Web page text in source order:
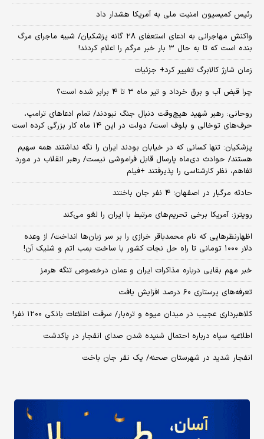
رئیس کمیسیون امنیت ملی به آمریکا هشدار داد
واکنش مهاجرانی به ادعای استعفای ۲۸ گانه پزشکیان/ شبیه ماجرای مرگ
بنده است که تا به حال ۳ بار خبر مرگم را اعلام کردند!
زمان شارژ کالابرگ تغییر کرد+ جزئیات
چرا قبض آب و برق خرداد و تیر ماه ۳ تا ۴ برابر شده است؟
روحانی: رهبر شهید هیچ‌وقت دنبال جنگ نبودند/ تمام ادعاهای ترامپ،
حرف‌های توخالی و بلوف است/ دولت در این ۱۴ ماه کار بزرگی کرده است
پزشکیان: تنها کسانی که در خیابان بودند ایران را نگه نداشتند همه سهیم
هستند/ حوادث دی‌ماه پارسال قابل فراموشی نیست/ رهبر انقلاب در مورد
تفاهم، نظر کارشناسی را پذیرفتند +فیلم
حادثه مرگبار در اصفهان؛ ۴ نفر جان باختند
رویترز: آمریکا برخی تحریم‌های مرتبط با ایران را لغو می‌کند
اظهارنظرهایی که نام محمدباقر خرازی را بر سر زبان‌ها انداخت/ از وعده
دلار ۱۰۰۰ تومانی تا راه حل نجات کشور با ساخت بمب اتم و شلیک آن!
خبر مهم بقایی درباره مذاکرات ایران و عمان درخصوص تنگه هرمز
تعرفه‌های پرستاری ۶۰ درصد افزایش یافت
کلاهبرداری عجیب در میدان میوه و تره‌بار/ سرقت اطلاعات بانکی ۱۲۰۰ نفر!
اطلاعیه سپاه درباره احتمال شنیده شدن صدای انفجار در پاکدشت
انفجار شدید در شهرستان صحنه/ یک نفر جان باخت